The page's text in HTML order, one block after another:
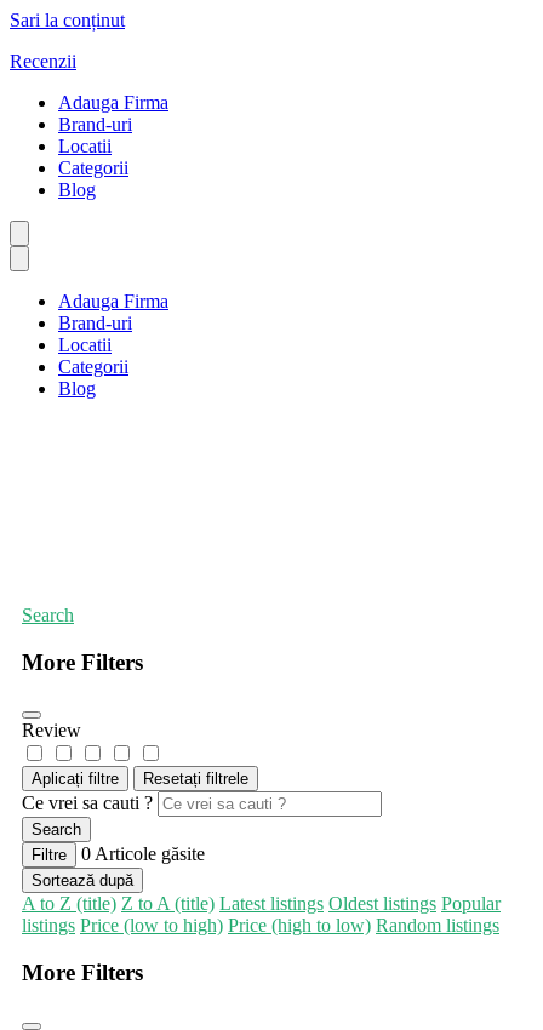
Sari la conținut
Recenzii
Adauga Firma
Brand-uri
Locatii
Categorii
Blog
Adauga Firma
Brand-uri
Locatii
Categorii
Blog
Search
More Filters
Review
Aplicați filtre Resetați filtrele
Ce vrei sa cauti ?
Search
Filtre
0 Articole găsite
Sortează după
A to Z (title) Z to A (title) Latest listings Oldest listings Popular
listings Price (low to high) Price (high to low) Random listings
More Filters